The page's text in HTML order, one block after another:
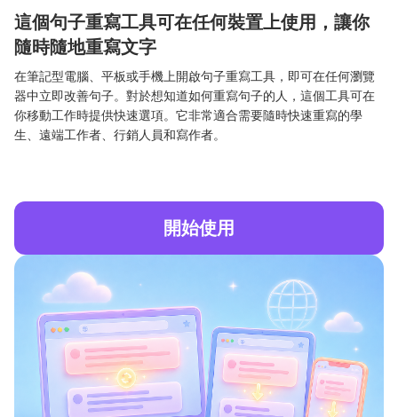
這個句子重寫工具可在任何裝置上使用，讓你
隨時隨地重寫文字
在筆記型電腦、平板或手機上開啟句子重寫工具，即可在任何瀏覽
器中立即改善句子。對於想知道如何重寫句子的人，這個工具可在
你移動工作時提供快速選項。它非常適合需要隨時快速重寫的學
生、遠端工作者、行銷人員和寫作者。
開始使用